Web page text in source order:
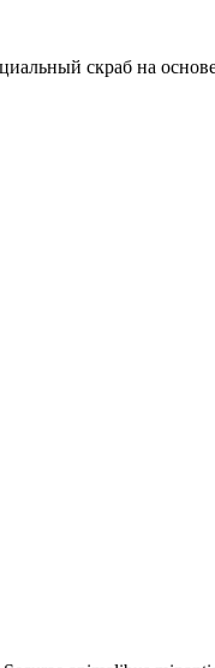
скраб на